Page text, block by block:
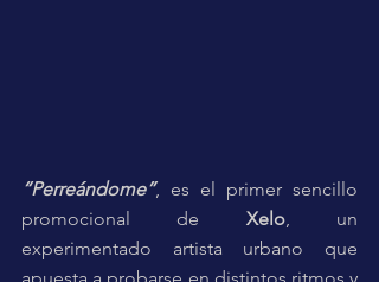
“Perreándome”, es el primer sencillo
promocional de Xelo, un
experimentado artista urbano que